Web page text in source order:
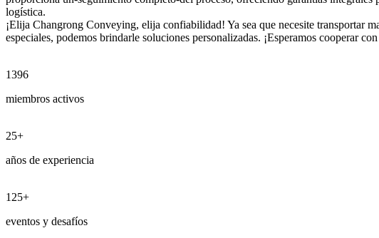
logística.
¡Elija Changrong Conveying, elija confiabilidad! Ya sea que necesite transportar
especiales, podemos brindarle soluciones personalizadas. ¡Esperamos cooperar
1396
miembros activos
25+
años de experiencia
125+
eventos y desafíos